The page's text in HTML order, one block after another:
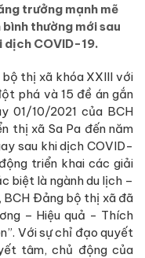
trưởng mạnh mẽ
thường mới sau
dịch COVID-19.
thị xã khóa XXIII với
phá và 15 đề án gắn
01/10/2021 của BCH
thị xã Sa Pa đến năm
sau khi dịch COVID-
triển khai các giải
biệt là ngành du lịch –
BCH Đảng bộ thị xã đã
– Hiệu quả - Thích
Với sự chỉ đạo quyết
tâm, chủ động của